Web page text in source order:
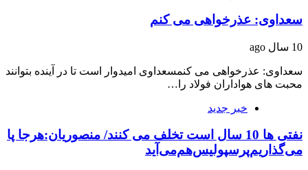
سعداوی: عذرخواهی می کنم
10 سال ago
سعداوی: عذرخواهی می کنمسعداوی امیدوار است تا در آینده بتوانند
محبت های هواداران فولاد را…
خبر جدید
نفتی ها 10 سال است تخلف می کنند/ منصوریان:هرجا پا
می‌گذاریم‌پرسپولیس‌هم‌می‌آید